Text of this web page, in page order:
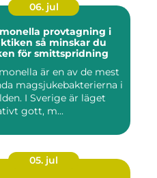
06. jul
provtagning i
så minskar du
för smittspridning
är en av de mest
magsjukebakterierna i
I Sverige är läget
gott, m...
05. jul